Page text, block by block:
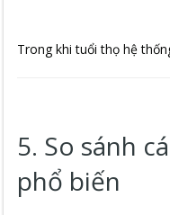
Trong khi tuổi thọ hệ
5. So sánh
phổ biến